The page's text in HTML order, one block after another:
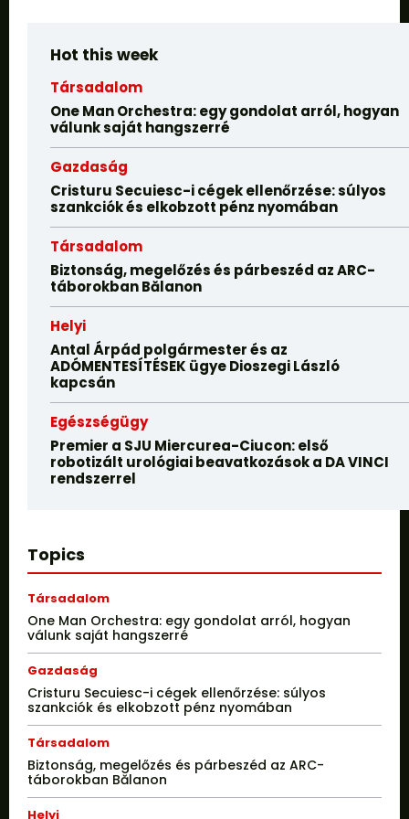
Hot this week
Társadalom
One Man Orchestra: egy gondolat arról, hogyan
válunk saját hangszerré
Gazdaság
Cristuru Secuiesc-i cégek ellenőrzése: súlyos
szankciók és elkobzott pénz nyomában
Társadalom
Biztonság, megelőzés és párbeszéd az ARC-
táborokban Bălanon
Helyi
Antal Árpád polgármester és az
ADÓMENTESÍTÉSEK ügye Dioszegi László
kapcsán
Egészségügy
Premier a SJU Miercurea-Ciucon: első
robotizált urológiai beavatkozások a DA VINCI
rendszerrel
Topics
Társadalom
One Man Orchestra: egy gondolat arról, hogyan
válunk saját hangszerré
Gazdaság
Cristuru Secuiesc-i cégek ellenőrzése: súlyos
szankciók és elkobzott pénz nyomában
Társadalom
Biztonság, megelőzés és párbeszéd az ARC-
táborokban Bălanon
Helyi